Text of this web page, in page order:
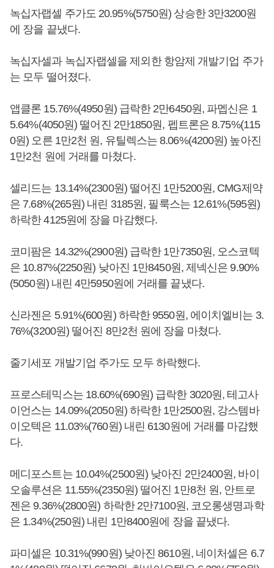
녹십자랩셀 주가도 20.95%(5750원) 상승한 3만3200원
에 장을 끝냈다.
녹십자셀과 녹십자랩셀을 제외한 항암제 개발기업 주가
는 모두 떨어졌다.
앱클론 15.76%(4950원) 급락한 2만6450원, 파멥신은 1
5.64%(4050원) 떨어진 2만1850원, 펩트론은 8.75%(115
0원) 오른 1만2천 원, 유틸렉스는 8.06%(4200원) 높아진
1만2천 원에 거래를 마쳤다.
셀리드는 13.14%(2300원) 떨어진 1만5200원, CMG제약
은 7.68%(265원) 내린 3185원, 필룩스는 12.61%(595원)
하락한 4125원에 장을 마감했다.
코미팜은 14.32%(2900원) 급락한 1만7350원, 오스코텍
은 10.87%(2250원) 낮아진 1만8450원, 제넥신은 9.90%
(5050원) 내린 4만5950원에 거래를 끝냈다.
신라젠은 5.91%(600원) 하락한 9550원, 에이치엘비는 3.
76%(3200원) 떨어진 8만2천 원에 장을 마쳤다.
줄기세포 개발기업 주가도 모두 하락했다.
프로스테믹스는 18.60%(690원) 급락한 3020원, 테고사
이언스는 14.09%(2050원) 하락한 1만2500원, 강스템바
이오텍은 11.03%(760원) 내린 6130원에 거래를 마감했
다.
메디포스트는 10.04%(2500원) 낮아진 2만2400원, 바이
오솔루션은 11.55%(2350원) 떨어진 1만8천 원, 안트로
젠은 9.36%(2800원) 하락한 2만7100원, 코오롱생명과학
은 1.34%(250원) 내린 1만8400원에 장을 끝냈다.
파미셀은 10.31%(990원) 낮아진 8610원, 네이처셀은 6.7